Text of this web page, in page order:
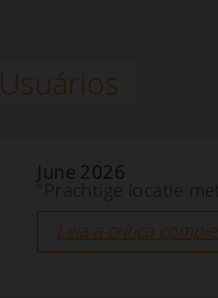
Usuários
June 2026
“Prachtige locatie
Leia a crítica